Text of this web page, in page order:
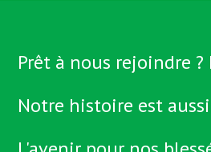
Prêt à nous rejoindre ?
Notre histoire est